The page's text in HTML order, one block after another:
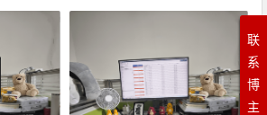
新发送请
联
系
博
主